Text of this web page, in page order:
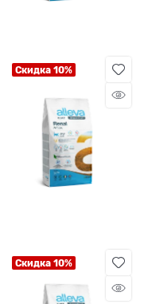
Скидка 10%
Скидка 10%